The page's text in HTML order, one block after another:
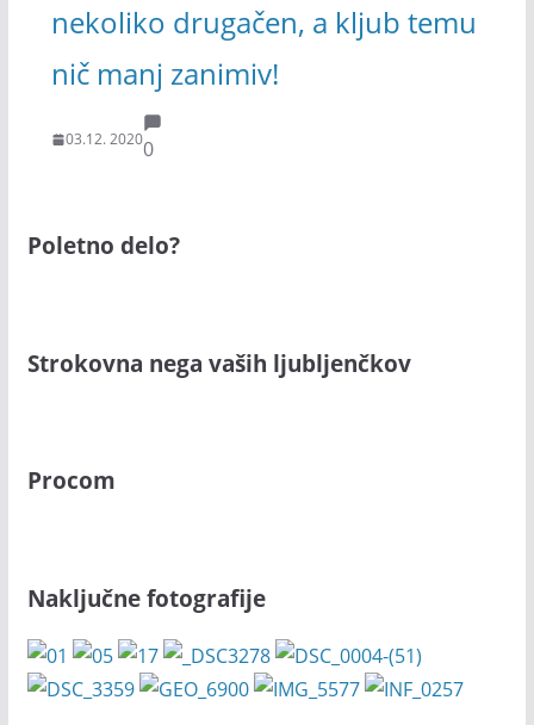
nekoliko drugačen, a kljub temu
nič manj zanimiv!
03.12. 20200
Poletno delo?
Strokovna nega vaših ljubljenčkov
Procom
Naključne fotografije